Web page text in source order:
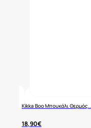
Kikka Boo Μπουκάλι Θερμός..
18,90€